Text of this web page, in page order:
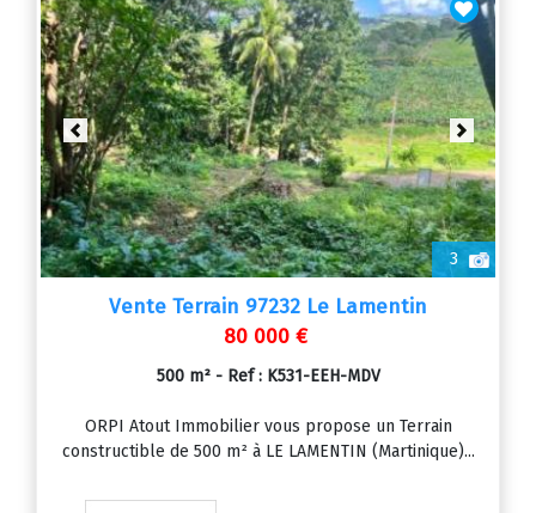
3
Previous Next
Vente Terrain 97232 Le Lamentin
80 000 €
500 m² - Ref : K531-EEH-MDV
ORPI Atout Immobilier vous propose un Terrain
constructible de 500 m² à LE LAMENTIN (Martinique)...